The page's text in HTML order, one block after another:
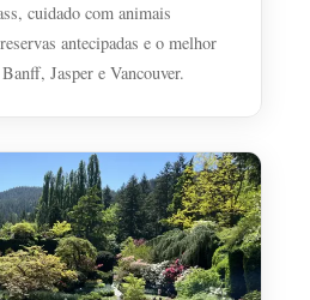
cuidado com animais
antecipadas e o melhor
Jasper e Vancouver.